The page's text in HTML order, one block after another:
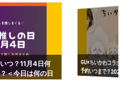
つ？11月4日何
＜今日は何の日
GU×ちいかわコラ
予約いつまで？
ーチやショルダー